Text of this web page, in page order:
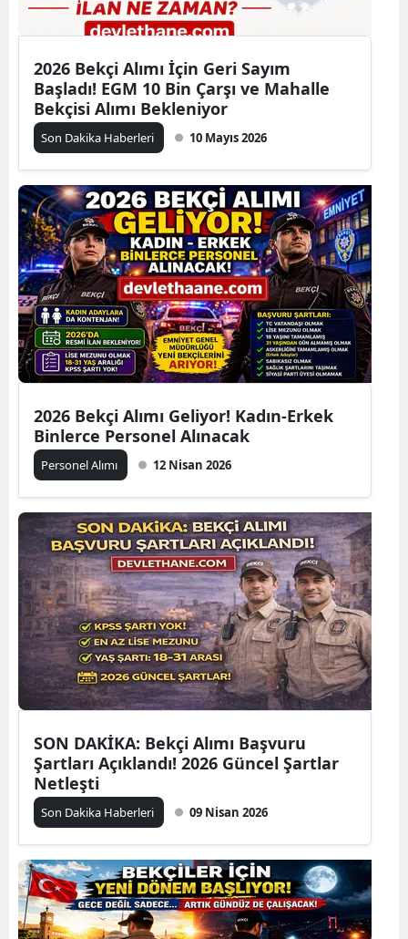
2026 Bekçi Alımı İçin Geri Sayım
Başladı! EGM 10 Bin Çarşı ve Mahalle
Bekçisi Alımı Bekleniyor
Son Dakika Haberleri 10 Mayıs 2026
2026 Bekçi Alımı Geliyor! Kadın-Erkek
Binlerce Personel Alınacak
Personel Alımı 12 Nisan 2026
SON DAKİKA: Bekçi Alımı Başvuru
Şartları Açıklandı! 2026 Güncel Şartlar
Netleşti
Son Dakika Haberleri 09 Nisan 2026